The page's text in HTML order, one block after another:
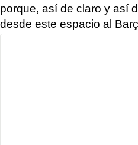
porque, así de claro y así
desde este espacio al